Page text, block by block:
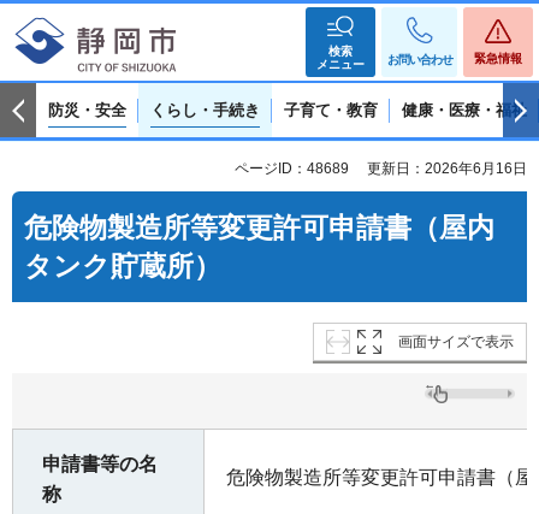
検索
メニュー
お問い合わせ 緊急情報
防災・安全 くらし・手続き 子育て・教育 健康・医療・福祉
ページID：48689 更新日：2026年6月16日
危険物製造所等変更許可申請書（屋内
タンク貯蔵所）
画面サイズで表示
申請書等の名
称
危険物製造所等変更許可申請書（